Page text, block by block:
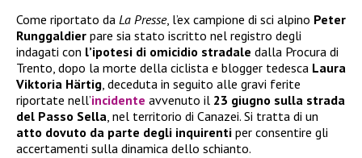
Come riportato da La Presse, l’ex campione di sci alpino Peter
Runggaldier pare sia stato iscritto nel registro degli
indagati con l’ipotesi di omicidio stradale dalla Procura di
Trento, dopo la morte della ciclista e blogger tedesca Laura
Viktoria Härtig, deceduta in seguito alle gravi ferite
riportate nell’incidente avvenuto il 23 giugno sulla strada
del Passo Sella, nel territorio di Canazei. Si tratta di un
atto dovuto da parte degli inquirenti per consentire gli
accertamenti sulla dinamica dello schianto.